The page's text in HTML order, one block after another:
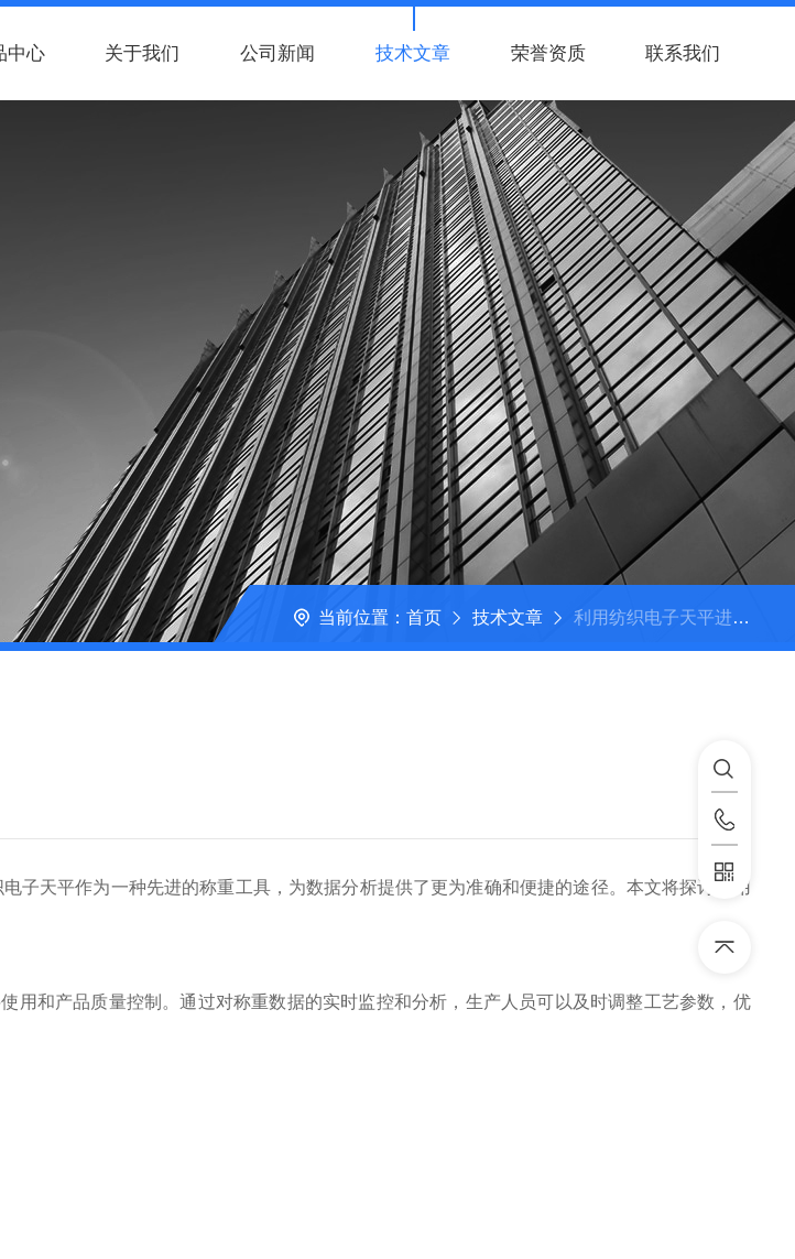
中心 关于我们 公司新闻 技术文章 荣誉资质 联系我们
当前位置： 首页 技术文章 利用纺织电子天平进行数据分析的重要性
天平作为一种先进的称重工具，为数据分析提供了更为准确和便捷的途径。本文将探讨利用
和产品质量控制。通过对称重数据的实时监控和分析，生产人员可以及时调整工艺参数，优